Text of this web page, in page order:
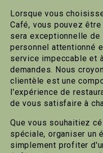
Lorsque vous
Café, vous pouvez
sera exceptionnelle
personnel attentionné
service impeccable et
demandes. Nous
clientèle est une
l'expérience de
de vous satisfaire à
Que vous souhaitiez
spéciale, organiser un
simplement profiter